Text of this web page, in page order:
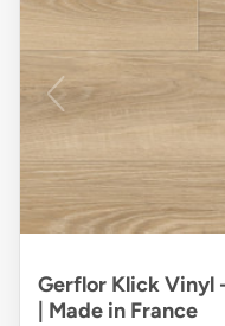
Gerflor Klick Vinyl
| Made in France